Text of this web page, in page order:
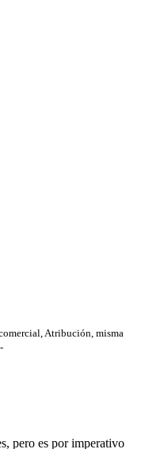
Atribución, misma
-
pero es por imperativo